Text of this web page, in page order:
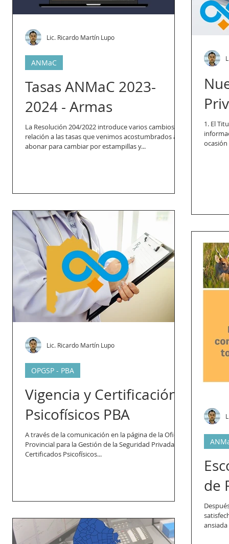
Tasas ANMaC 2023-
2024 - Armas
La Resolución 204/2022 introduce varios cambios en
relación a las tasas que venimos acostumbrados a
abonar para cambiar por estampillas y...
ANMaC
Lic. Ricardo Martín Lupo
1. El
Vigencia y Certificación:
Psicofísicos PBA
A través de la comunicación en la página de la Oficina
Provincial para la Gestión de la Seguridad Privada, los
Certificados Psicofísicos...
OPGSP - PBA
Lic. Ricardo Martín Lupo
de